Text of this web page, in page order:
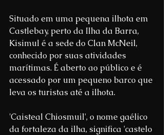
Situado em uma pequena ilhota em
Castlebay, perto da Ilha da Barra,
Kisimul é a sede do Clan McNeil,
conhecido por suas atividades
marítimas. É aberto ao público e é
acessado por um pequeno barco que
leva os turistas até a ilhota.
'Caisteal Chiosmuil', o nome gaélico
da fortaleza da ilha, significa 'castelo